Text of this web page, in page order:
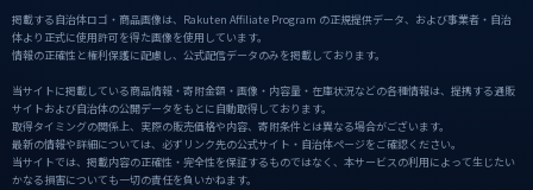
掲載する自治体ロゴ・商品画像は、Rakuten Affiliate Program の正規提供データ、および事業者・自治
体より正式に使用許可を得た画像を使用しています。
情報の正確性と権利保護に配慮し、公式配信データのみを掲載しております。
当サイトに掲載している商品情報・寄附金額・画像・内容量・在庫状況などの各種情報は、提携する通販
サイトおよび自治体の公開データをもとに自動取得しております。
取得タイミングの関係上、実際の販売価格や内容、寄附条件とは異なる場合がございます。
最新の情報や詳細については、必ずリンク先の公式サイト・自治体ページをご確認ください。
当サイトでは、掲載内容の正確性・完全性を保証するものではなく、本サービスの利用によって生じたい
かなる損害についても一切の責任を負いかねます。